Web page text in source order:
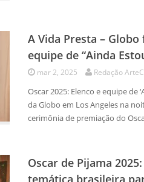
A Vida Presta –
equipe de “Ainda
mar 2, 2025 Redação
Oscar 2025: Elenco e equipe de
da Globo em Los Angeles na
cerimônia de premiação do
Oscar de Pijama
temática brasileira